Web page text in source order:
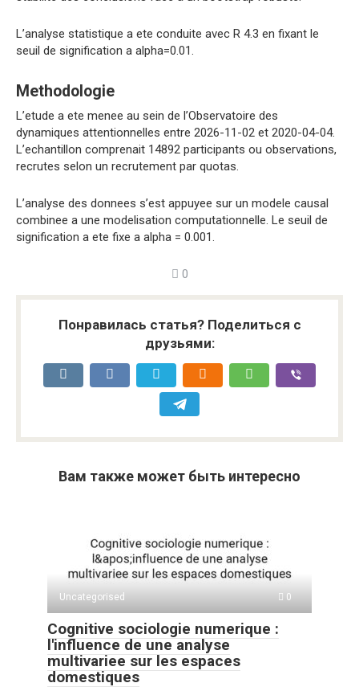
L’analyse statistique a ete conduite avec R 4.3 en fixant le
seuil de signification a alpha=0.01.
Methodologie
L’etude a ete menee au sein de l’Observatoire des
dynamiques attentionnelles entre 2026-11-02 et 2020-04-04.
L’echantillon comprenait 14892 participants ou observations,
recrutes selon un recrutement par quotas.
L’analyse des donnees s’est appuyee sur un modele causal
combinee a une modelisation computationnelle. Le seuil de
signification a ete fixe a alpha = 0.001.
0
Понравилась статья? Поделиться с
друзьями:
Вам также может быть интересно
Uncategorised 0
Cognitive sociologie numerique :
l'influence de une analyse
multivariee sur les espaces
domestiques